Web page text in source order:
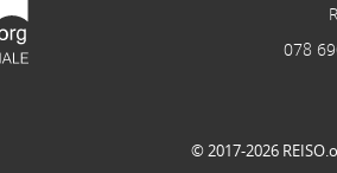
078
© 2017-2026